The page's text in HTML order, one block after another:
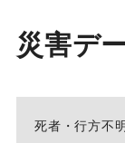
災害デ
死者・行方不